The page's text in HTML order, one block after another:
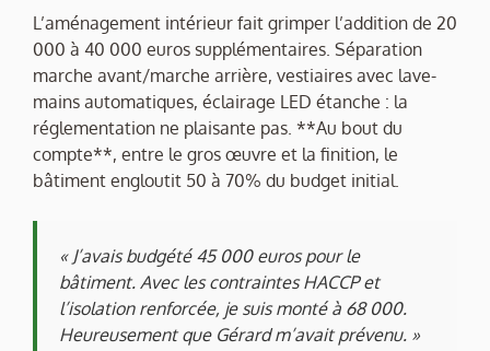
L’aménagement intérieur fait grimper l’addition de 20
000 à 40 000 euros supplémentaires. Séparation
marche avant/marche arrière, vestiaires avec lave-
mains automatiques, éclairage LED étanche : la
réglementation ne plaisante pas. **Au bout du
compte**, entre le gros œuvre et la finition, le
bâtiment engloutit 50 à 70% du budget initial.
« J’avais budgété 45 000 euros pour le
bâtiment. Avec les contraintes HACCP et
l’isolation renforcée, je suis monté à 68 000.
Heureusement que Gérard m’avait prévenu. »